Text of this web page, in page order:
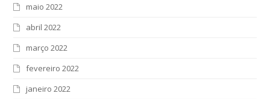
maio 2022
abril 2022
março 2022
fevereiro 2022
janeiro 2022